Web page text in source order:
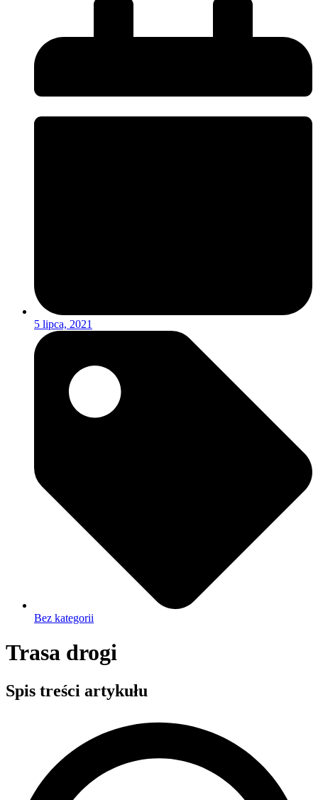
5 lipca, 2021
Bez kategorii
Trasa drogi
Spis treści artykułu